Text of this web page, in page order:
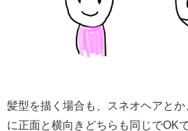
髪型を描く場合も、スネオヘアとか
に正面と横向きどちらも同じでOKで